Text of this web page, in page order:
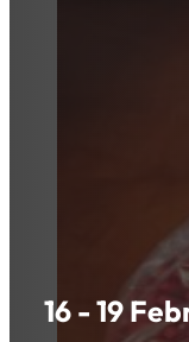
16 - 19